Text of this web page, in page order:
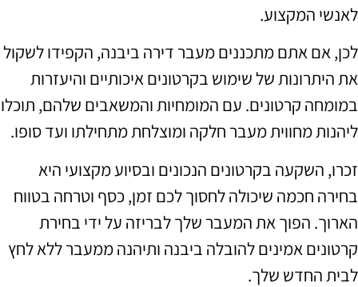
לאנשי המקצוע.
לכן, אם אתם מתכננים מעבר דירה ביבנה, הקפידו לשקול
את היתרונות של שימוש בקרטונים איכותיים והיעזרות
במומחה קרטונים. עם המומחיות והמשאבים שלהם, תוכלו
ליהנות מחווית מעבר חלקה ומוצלחת מתחילתו ועד סופו.
זכרו, השקעה בקרטונים הנכונים ובסיוע מקצועי היא
בחירה חכמה שיכולה לחסוך לכם זמן, כסף וטרחה בטווח
הארוך. הפוך את המעבר שלך לבריזה על ידי בחירת
קרטונים אמינים להובלה ביבנה ותיהנה ממעבר ללא לחץ
לבית החדש שלך.